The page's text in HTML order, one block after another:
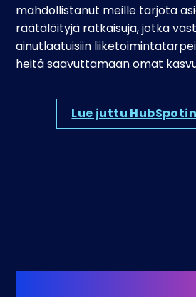
mahdollistanut meille tarjota
räätälöityjä ratkaisuja, jotka
ainutlaatuisiin
heitä saavuttamaan omat
Lue juttu